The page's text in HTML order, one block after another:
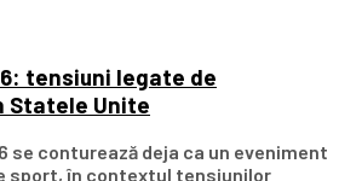
tensiuni legate de
Statele Unite
se conturează deja ca un eveniment
sport, în contextul tensiunilor